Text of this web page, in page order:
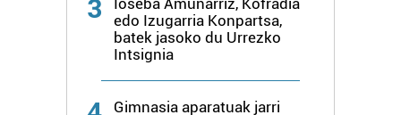
3
Ioseba Amunarriz, Kofradia
edo Izugarria Konpartsa,
batek jasoko du Urrezko
Intsignia
Gimnasia aparatuak jarri